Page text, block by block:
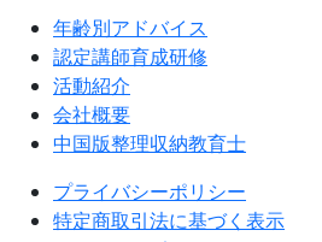
年齢別アドバイス
認定講師育成研修
活動紹介
会社概要
中国版整理収納教育士
プライバシーポリシー
特定商取引法に基づく表示